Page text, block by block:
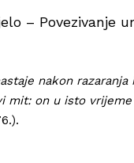
– Povezivanje
nakon
mit: on u isto